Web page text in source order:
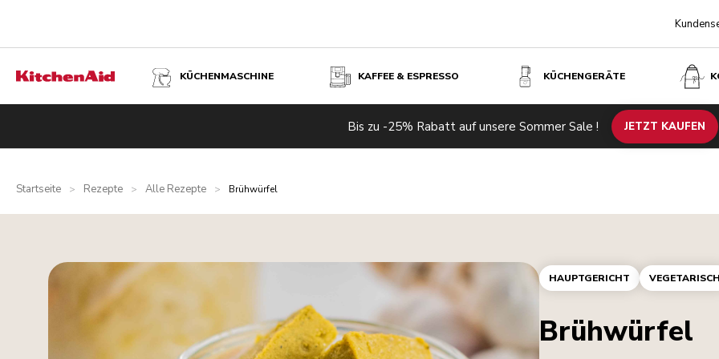
KÜCHENMASCHINE KAFFEE & ESPRESSO KÜCHENGERÄTE
Bis zu -25% Rabatt auf unsere Sommer Sale ! JETZT KAUFEN
Startseite > Rezepte > Alle Rezepte > Brühwürfel
HAUPTGERICHT VEGETARISCH
Brühwürfel